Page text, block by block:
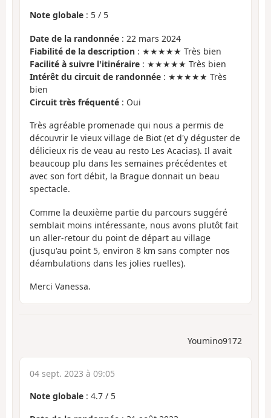
Note globale : 5 / 5
Date de la randonnée : 22 mars 2024
Fiabilité de la description : ★★★★★ Très bien
Facilité à suivre l'itinéraire : ★★★★★ Très bien
Intérêt du circuit de randonnée : ★★★★★ Très
bien
Circuit très fréquenté : Oui
Très agréable promenade qui nous a permis de
découvrir le vieux village de Biot (et d'y déguster de
délicieux ris de veau au resto Les Acacias). Il avait
beaucoup plu dans les semaines précédentes et
avec son fort débit, la Brague donnait un beau
spectacle.
Comme la deuxième partie du parcours suggéré
semblait moins intéressante, nous avons plutôt fait
un aller-retour du point de départ au village
(jusqu'au point 5, environ 8 km sans compter nos
déambulations dans les jolies ruelles).
Merci Vanessa.
Youmino9172
04 sept. 2023 à 09:05
Note globale : 4.7 / 5